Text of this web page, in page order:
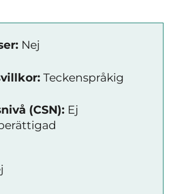
Nej
Teckenspråkig
(CSN): Ej